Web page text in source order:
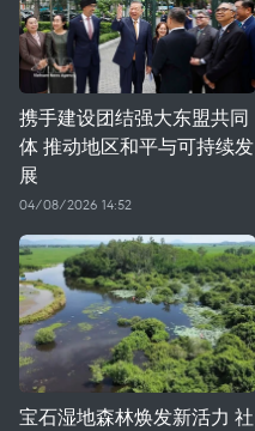
携手建设团结强大东盟共同
体 推动地区和平与可持续发
展
04/08/2026 14:52
宝石湿地森林焕发新活力 社